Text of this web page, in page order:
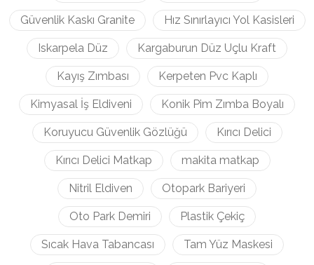
Güvenlik Kaskı Granite Hız Sınırlayıcı Yol Kasisleri
Iskarpela Düz Kargaburun Düz Uçlu Kraft
Kayış Zımbası Kerpeten Pvc Kaplı
Kimyasal İş Eldiveni Konik Pim Zımba Boyalı
Koruyucu Güvenlik Gözlüğü Kırıcı Delici
Kırıcı Delici Matkap makita matkap
Nitril Eldiven Otopark Bariyeri
Oto Park Demiri Plastik Çekiç
Sıcak Hava Tabancası Tam Yüz Maskesi